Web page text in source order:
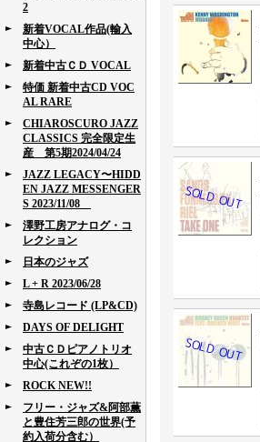
2
新着VOCAL作品(輸入
中心）
新着中古ＣＤ VOCAL
特価 新着中古CD VOC
AL RARE
CHIAROSCURO JAZZ
CLASSICS 完全限定生
産 第5期2024/04/24
JAZZ LEGACY〜HIDD
EN JAZZ MESSENGER
S 2023/11/08
澤野工房アナログ・コ
レクション
日本のジャズ
L + R 2023/06/28
寺島レコード (LP&CD)
DAYS OF DELIGHT
中古ＣＤピアノトリオ
中心(これぞの1枚）
ROCK NEW!!
フリー・ジャズ&阿部薫
と豊住芳三郎の世界(予
約入荷分含む）